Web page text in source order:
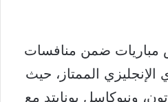
مباريات ضمن منافسات
الدوري الإنجليزي الممتاز، حيث
ونيوكاسل يونايتد مع